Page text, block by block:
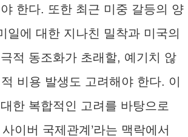
한다. 또한 최근 미중 갈등의 양
일에 대한 지나친 밀착과 미국의
적 동조화가 초래할, 예기치 않
비용 발생도 고려해야 한다. 이
한 복합적인 고려를 바탕으로
이버 국제관계’라는 맥락에서